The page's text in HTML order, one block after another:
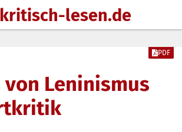
kritisch-lesen.de
von Leninismus
PDF